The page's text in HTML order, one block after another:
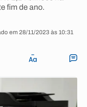
fim de ano.
em 28/11/2023 às 10:31